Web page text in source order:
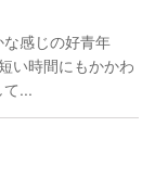
感じの好青年
い時間にもかかわ
...